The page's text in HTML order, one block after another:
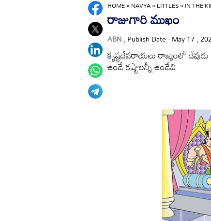
HOME»NAVYA»LITTLES»IN THE
రాజుగారి ముఖం
ABN, Publish Date - May 17 ,
కృష్ణదేవరాయలు రాజ్యంలో
ఉండే కష్టాలన్నీ ఉండేవి